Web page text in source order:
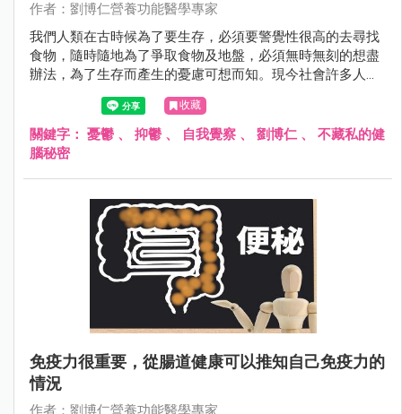
作者：劉博仁營養功能醫學專家
我們人類在古時候為了要生存，必須要警覺性很高的去尋找
食物，隨時隨地為了爭取食物及地盤，必須無時無刻的想盡
辦法，為了生存而產生的憂慮可想而知。現今社會許多人可
能在衣食無缺的情況之下，仍然充滿了憂慮，憂慮可能發生
的事情，也憂慮不可能發生的事情。
收藏
關鍵字： 憂鬱 、 抑鬱 、 自我覺察 、 劉博仁 、 不藏私的健
腦秘密
免疫力很重要，從腸道健康可以推知自己免疫力的
情況
作者：劉博仁營養功能醫學專家